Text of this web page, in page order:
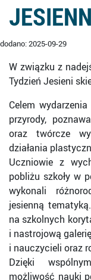
dodano: 2025-09-29
W związku z
Tydzień Jesieni
Celem
przyrody,
oraz twórcze
działania
Uczniowie z
pobliżu szkoły w
wykonali
jesienną
na szkolnych
i nastrojową
i nauczycieli oraz
Dzięki
możliwość nauki